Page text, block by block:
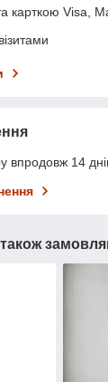
карткою Visa,
впродовж 14